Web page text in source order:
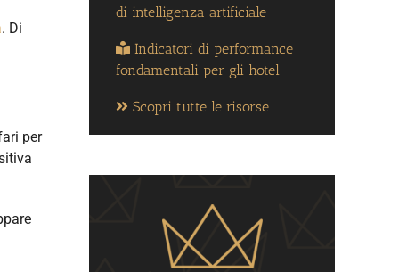
. Di
per
di intelligenza artificiale
Indicatori di performance
fondamentali per gli hotel
Scopri tutte le risorse